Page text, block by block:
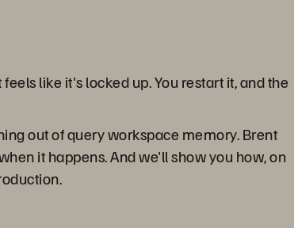
like it's locked up. You restart it, and the
out of query workspace memory. Brent
it happens. And we'll show you how, on